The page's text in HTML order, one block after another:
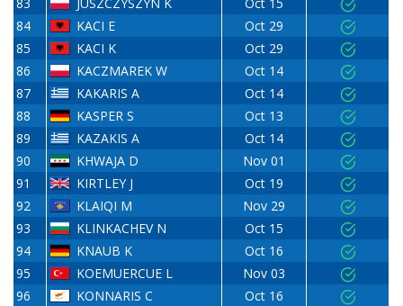
84
KACI E
Oct 29
85
KACI K
Oct 29
86
KACZMAREK W
Oct 14
87
KAKARIS A
Oct 14
88
KASPER S
Oct 13
89
KAZAKIS A
Oct 14
90
KHWAJA D
Nov 01
91
KIRTLEY J
Oct 19
92
KLAIQI M
Nov 29
93
KLINKACHEV N
Oct 15
94
KNAUB K
Oct 16
95
KOEMUERCUE L
Nov 03
96
KONNARIS C
Oct 16